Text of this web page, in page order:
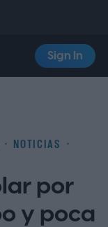
Sign In
NOTICIAS
por
y poca